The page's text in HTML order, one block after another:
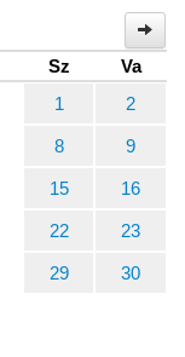
Sz
Va
1
2
8 9
15 16
22 23
29 30